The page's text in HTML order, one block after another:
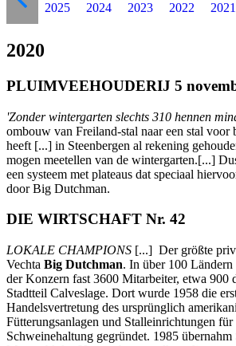
2025 2024 2023 2022 2021
2020
PLUIMVEEHOUDERIJ 5
'Zonder wintergarten slechts 310 hennen
ombouw van Freiland-stal naar een stal voor
heeft [...] in Steenbergen al rekening
mogen meetellen van de wintergarten.[...]
een systeem met plateaus dat speciaal
door Big Dutchman.
DIE WIRTSCHAFT Nr. 42
LOKALE CHAMPIONS [...] Der größte
Vechta Big Dutchman. In über 100
der Konzern fast 3600 Mitarbeiter, etwa 900
Stadtteil Calveslage. Dort wurde 1958 die
Handelsvertretung des ursprünglich
Fütterungsanlagen und Stalleinrichtungen
Schweinehaltung gegründet. 1985 übernahm